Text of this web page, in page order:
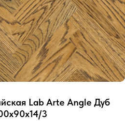
Lab Arte Angle Дуб
3